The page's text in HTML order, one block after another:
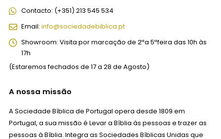
Contacto: (+351) 213 545 534
Email: info@sociedadebiblica.pt
Showroom: Visita por marcação de 2ªa 5ªfeira das 10h às
17h
(Estaremos fechados de 17 a 28 de Agosto)
A nossa missão
A Sociedade Bíblica de Portugal opera desde 1809 em
Portugal, a sua missão é Levar a Bíblia às pessoas e trazer as
pessoas à Bíblia. Integra as Sociedades Bíblicas Unidas que